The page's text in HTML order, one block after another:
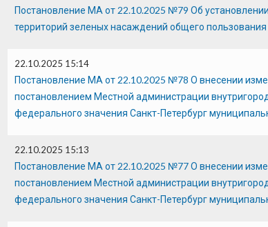
Постановление МА от 22.10.2025 №79 Об
территорий зеленых насаждений общего
22.10.2025 15:14
Постановление МА от 22.10.2025 №78 О внесении
постановлением Местной администрации
федерального значения Санкт-Петербург
22.10.2025 15:13
Постановление МА от 22.10.2025 №77 О внесении
постановлением Местной администрации
федерального значения Санкт-Петербург